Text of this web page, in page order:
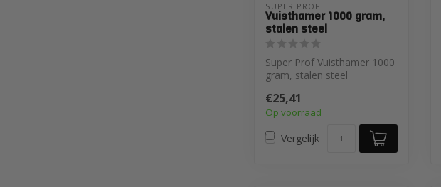
SUPER PROF
Vuisthamer 1000 gram,
stalen steel
Super Prof Vuisthamer 1000
gram, stalen steel
€25,41
Op voorraad
Vergelijk